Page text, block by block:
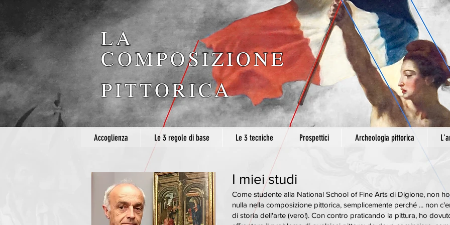
LA
COMPOSIZIONE
PITTORICA
Accoglienza Le 3 regole di base Le 3 tecniche Prospettici Archeologia pittorica
I miei studi
Come studente alla National School of Fine Arts di Digione, non
nulla nella composizione pittorica, semplicemente perché ... non
di storia dell'arte (vero!). Con contro praticando la pittura, ho